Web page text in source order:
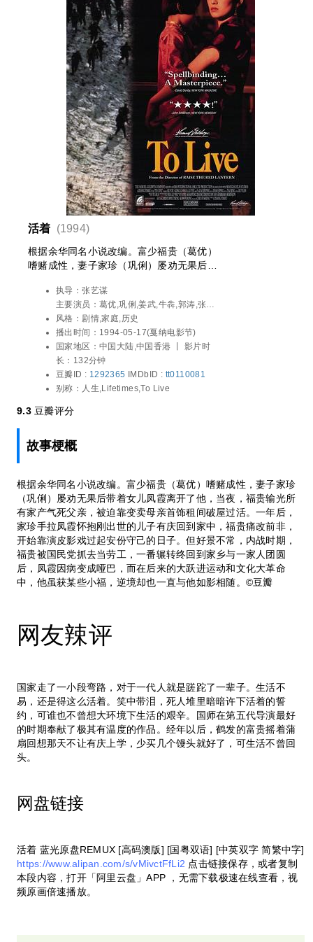
活着 (1994)
根据余华同名小说改编。富少福贵（葛优）
嗜赌成性，妻子家珍（巩俐）屡劝无果后带
家产气死父亲，被迫靠变卖母亲首饰租间破
屋过活。一年后，家珍手拉凤霞怀抱刚出世
的儿子有庆回到家中，福贵痛改前非，开始
靠演皮影戏过起安份守己的日子。但好景不
常，内战时期，福贵被国民党抓去当劳工，
一番辗转终回到家乡与一家人团圆后，凤霞
因病变成哑巴，而在后来的大跃进运动和文
化大革命中，他虽获某些小福，逆境却也一
直与他如影相随。©豆瓣
执导：张艺谋
主要演员： 葛优,巩俐,姜武,牛犇,郭涛,张璐,
倪大红,肖聪,董飞,刘天池,董立范,黄宗洛,刘
燕瑾,李连义,杨同顺
风格： 剧情,家庭,历史
播出时间： 1994-05-17(戛纳电影节)
国家地区： 中国大陆,中国香港 丨 影片时
长：132分钟
豆瓣ID : 1292365 IMDbID : tt0110081
别称： 人生,Lifetimes,To Live
9.3豆瓣评分
故事梗概
根据余华同名小说改编。富少福贵（葛优）嗜赌成性，妻子家珍
（巩俐）屡劝无果后带着女儿凤霞离开了他，当夜，福贵输光所
有家产气死父亲，被迫靠变卖母亲首饰租间破屋过活。一年后，
家珍手拉凤霞怀抱刚出世的儿子有庆回到家中，福贵痛改前非，
开始靠演皮影戏过起安份守己的日子。但好景不常，内战时期，
福贵被国民党抓去当劳工，一番辗转终回到家乡与一家人团圆
后，凤霞因病变成哑巴，而在后来的大跃进运动和文化大革命
中，他虽获某些小福，逆境却也一直与他如影相随。©豆瓣
网友辣评
国家走了一小段弯路，对于一代人就是蹉跎了一辈子。生活不
易，还是得这么活着。笑中带泪，死人堆里暗暗许下活着的誓
约，可谁也不曾想大环境下生活的艰辛。国师在第五代导演最好
的时期奉献了极其有温度的作品。经年以后，鹤发的富贵摇着蒲
扇回想那天不让有庆上学，少买几个馒头就好了，可生活不曾回
头。
网盘链接
活着 蓝光原盘REMUX [高码澳版] [国粤双语] [中英双字 简繁中字]
https://www.alipan.com/s/vMivctFfLi2 点击链接保存，或者复制
本段内容，打开「阿里云盘」APP ，无需下载极速在线查看，视
频原画倍速播放。